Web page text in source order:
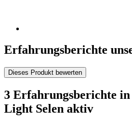
Erfahrungsberichte
Dieses Produkt bewerten
3 Erfahrungsberichte
Light Selen aktiv